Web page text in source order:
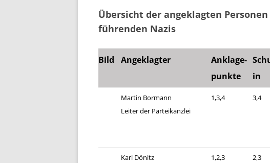
Übersicht der angeklagten
führenden Nazis
Bild Angeklagter
Anklage-
punkte
in
Martin Bormann
Leiter der Parteikanzlei
1,3,4 3,4
Karl Dönitz
1,2,3 2,3